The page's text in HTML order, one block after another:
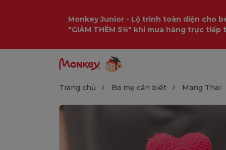
Monkey Junior - Lộ trình toàn diện cho
"GIẢM THÊM 5%" khi mua hàng trực
Trang chủ Ba mẹ cần biết Mang Thai